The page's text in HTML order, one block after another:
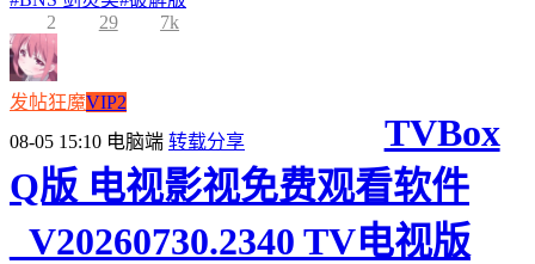
2
29 7k
发帖狂魔VIP2
08-05 15:10 电脑端 转载分享
TVBox
Q版 电视影视免费观看软件
_V20260730.2340 TV电视版